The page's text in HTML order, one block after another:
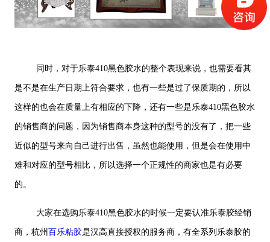
同时，对于乐泰410黑色胶水的整个表现来说，也需要看其
是不是在生产日期上符合要求，也有一些是过了保质期的，所以
这样的也会在质量上有相应的下降，还有一些是乐泰410黑色胶水
的销售商的问题，因为销售商本身这种的型号的没有了，把一些
近似的型号来向自己进行出售，虽然也能使用，但是会在使用中
难和对应的型号相比，所以选择一个正规性的商家也是有必要
的。
大家在选购乐泰410黑色胶水的时候一定要认准乐泰胶经销
商，杭州 百乐粘胶是汉高直接授权的服务商，有全系列乐泰胶的